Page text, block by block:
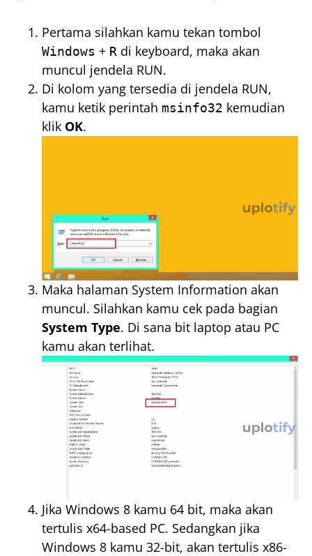
Pertama silahkan kamu tekan tombol
Windows + R di keyboard, maka akan
muncul jendela RUN.
Di kolom yang tersedia di jendela RUN,
kamu ketik perintah msinfo32 kemudian
klik OK.
Maka halaman System Information akan
muncul. Silahkan kamu cek pada bagian
System Type. Di sana bit laptop atau PC
kamu akan terlihat.
Jika Windows 8 kamu 64 bit, maka akan
tertulis x64-based PC. Sedangkan jika
Windows 8 kamu 32-bit, akan tertulis x86-